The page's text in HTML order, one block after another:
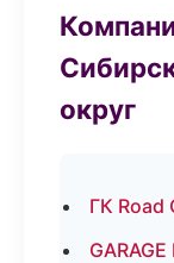
округ
ГК Road